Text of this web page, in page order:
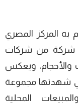
به المركز المصري
للدراسات الاقتصادية لعينة تضم 120 شركة من شركات
والأحجام، ويعكس
شهدتها مجموعة
المحلية